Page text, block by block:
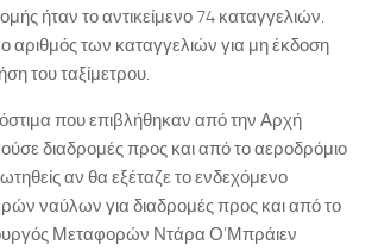
ήταν το αντικείμενο 74 καταγγελιών.
αριθμός των καταγγελιών για μη έκδοση
του ταξίμετρου.
που επιβλήθηκαν από την Αρχή
διαδρομές προς και από το αεροδρόμιο
αν θα εξέταζε το ενδεχόμενο
ναύλων για διαδρομές προς και από το
Μεταφορών Ντάρα Ο’Μπράιεν